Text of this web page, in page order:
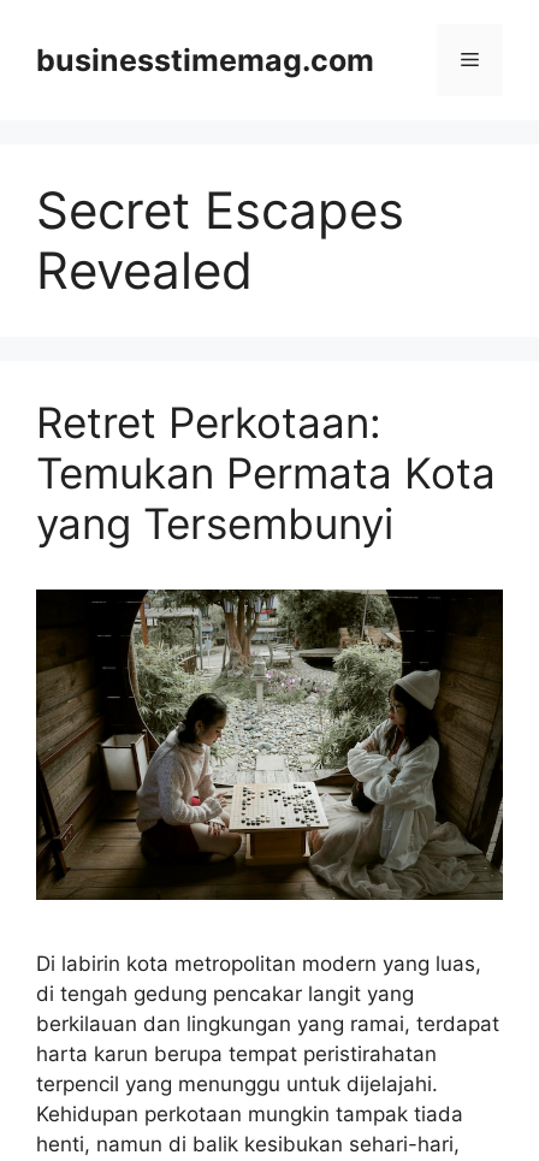
contentbusinesstimemag.com Menu
Secret Escapes
Revealed
Retret Perkotaan:
Temukan Permata Kota
yang Tersembunyi
Di labirin kota metropolitan modern yang luas,
di tengah gedung pencakar langit yang
berkilauan dan lingkungan yang ramai, terdapat
harta karun berupa tempat peristirahatan
terpencil yang menunggu untuk dijelajahi.
Kehidupan perkotaan mungkin tampak tiada
henti, namun di balik kesibukan sehari-hari,